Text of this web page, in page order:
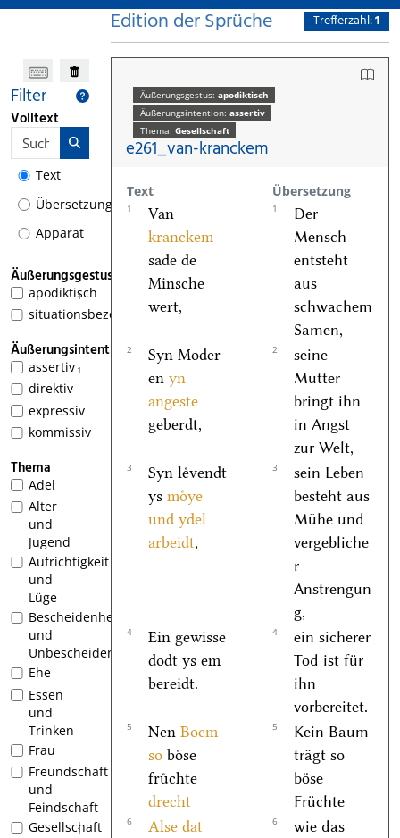
Filter
Volltext
Text
Übersetzung
Apparat
Äußerungsgestus
1
apodiktisch
situationsbezogen
Äußerungsintention
1
assertiv
direktiv
expressiv
kommissiv
Thema
Adel
Alter
und
Jugend
Aufrichtigkeit
und
Lüge
Bescheidenheit
und
Unbescheidenheit
Ehe
Essen
und
Trinken
Frau
Freundschaft
und
Feindschaft
1
Gesellschaft
Edition der Sprüche Trefferzahl:1
Äußerungsgestus: apodiktisch
Äußerungsintention: assertiv
Thema: Gesellschaft
e261_van-kranckem
Text Übersetzung
1
Van
kranckem
sade de
Minsche
wert,
1
Der
Mensch
entsteht
aus
schwachem
Samen,
2
Syn Moder
en yn
angeste
geberdt,
2
seine
Mutter
bringt ihn
in Angst
zur Welt,
3
Syn leͤvendt
ys moͤye
und ydel
arbeidt,
3
sein Leben
besteht aus
Mühe und
vergebliche
r
Anstrengun
g,
4
Ein gewisse
dodt ys em
bereidt.
4
ein sicherer
Tod ist für
ihn
vorbereitet.
5 Nen Boem
so boͤse
fruͤchte
drecht
5
Kein Baum
trägt so
böse
Früchte
6
Alse dat
6
wie das